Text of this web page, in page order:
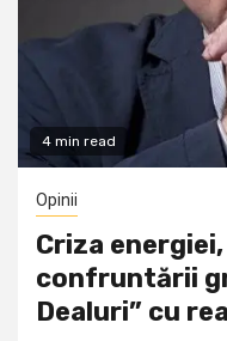
4 min read
Opinii
Criza
confruntării
Dealuri” cu